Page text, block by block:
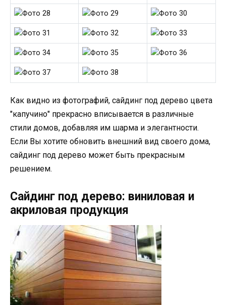
Как видно из фотографий, сайдинг под дерево цвета
"капучино" прекрасно вписывается в различные
стили домов, добавляя им шарма и элегантности.
Если Вы хотите обновить внешний вид своего дома,
сайдинг под дерево может быть прекрасным
решением.
Сайдинг под дерево: виниловая и
акриловая продукция